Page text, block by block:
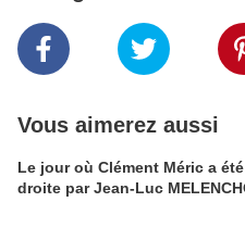
Vous aimerez aussi
Le jour où Clément Méric a
droite par Jean-Luc